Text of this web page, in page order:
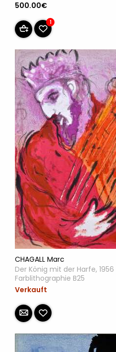
500.00€
1
CHAGALL Marc
Der König mit der Harfe, 1956
Farblithographie B25
Verkauft